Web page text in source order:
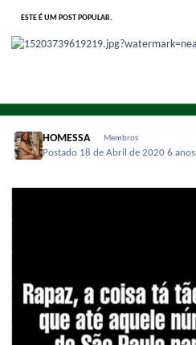
ESTE É UM POST POPULAR.
HOMESSA Membros
Postado 18 de Abril de 20206 anos